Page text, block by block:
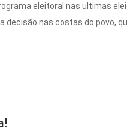
eleitoral nas ultimas
nas costas do povo,